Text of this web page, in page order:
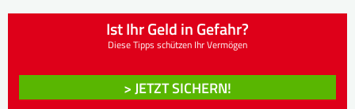
Ist Ihr Geld in Gefahr?
Diese Tipps schützen Ihr Vermögen
> JETZT SICHERN!